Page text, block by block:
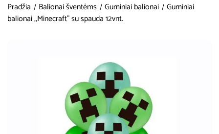
Pradžia Balionai šventėms Guminiai balionai Guminiai
balionai ,,Minecraft” su spauda 12vnt.